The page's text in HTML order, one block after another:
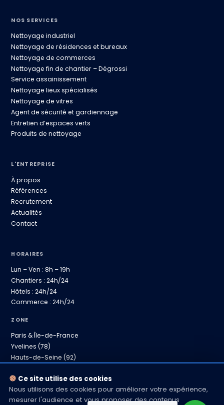
NOS SERVICES
Nettoyage industriel
Nettoyage de résidences et bureaux
Nettoyage de commerces
Nettoyage fin de chantier – Dégrossi
Service assainissement
Nettoyage lieux spécialisés
Nettoyage de vitres
Agent de sécurité et gardiennage
Entretien d’espaces verts
Produits de nettoyage
L'ENTREPRISE
À propos
Références
Recrutement
Actualités
Contact
HORAIRES
Lun – Ven : 8h – 19h
Chantiers : 24h/24
Hôtels : 24h/24
Commerce : 24h/24
ZONE
Paris & Île-de-France
Yvelines (78)
Hauts-de-Seine (92)
Ce site utilise des cookies
Nous utilisons des cookies pour améliorer votre expérience,
mesurer l'audience et vous proposer des contenus